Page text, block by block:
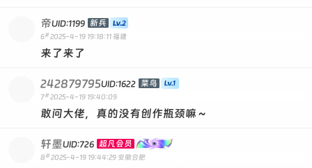
帝UID:1199 新兵
6# 2025-4-19 19:18:11 福建
来了来了
242879795UID:1622 菜鸟
7# 2025-4-19 19:40:09
敢问大佬，真的没有创作瓶颈嘛～
轩墨UID:726 超凡会员
8 # 2025-4-19 19:44:29 安徽合肥